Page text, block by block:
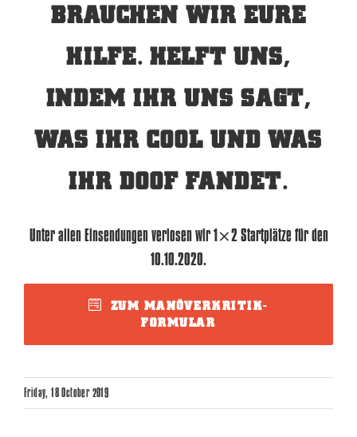
BRAUCHEN WIR EURE
HILFE. HELFT UNS,
INDEM IHR UNS SAGT,
WAS IHR COOL UND WAS
IHR DOOF FANDET.
Unter allen Einsendungen verlosen wir 1×2 Startplätze für den
10.10.2020.
ZUM MANÖVERKRITIK-
FORMULAR
Friday, 18 October 2019